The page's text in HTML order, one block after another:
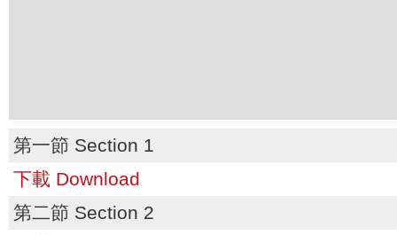
第一節 Section 1
下載 Download
第二節 Section 2